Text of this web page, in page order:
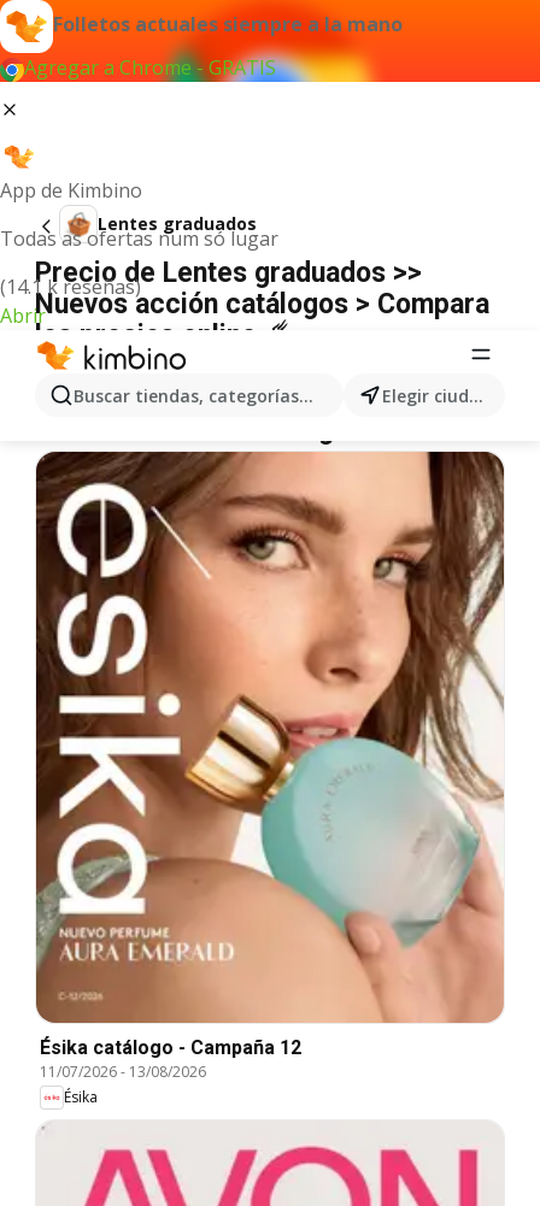
Folletos actuales siempre a la mano
Agregar a Chrome - GRATIS
App de Kimbino
Todas as ofertas num só lugar
(14.1 k reseñas)
Abrir
Buscar tiendas, categorías, productos... Elegir ciudad
Lentes graduados
Precio de Lentes graduados >>
Nuevos acción catálogos > Compara
los precios online ☄️
No hemos encontrado resultados para este
término.
Ésika catálogo - Campaña 12
11/07/2026- 13/08/2026
Ésika